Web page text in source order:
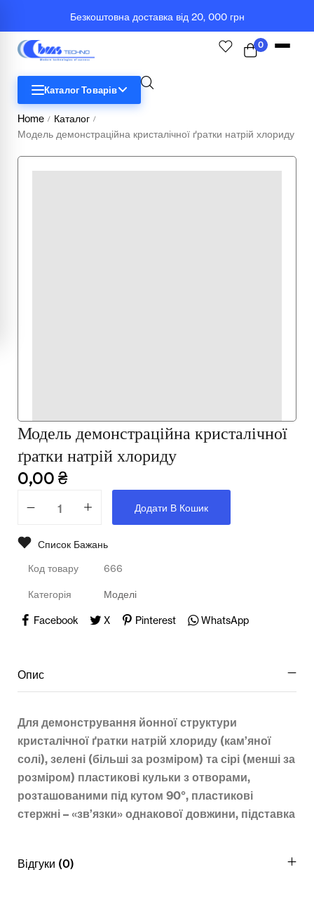
Безкоштовна доставка від 20, 000 грн
0
Каталог Товарів
STEM
Хімія
Захист України
Всі товари
Home / Каталог /
Модель демонстраційна кристалічної ґратки натрій хлориду
Модель демонстраційна кристалічної
ґратки натрій хлориду
0,00 ₴
Додати В Кошик
Список Бажань
Код товару 666
Категорія Моделі
Facebook X Pinterest WhatsApp
Опис
Для демонстрування йонної структури
кристалічної ґратки натрій хлориду (кам’яної
солі), зелені (більші за розміром) та сірі (менші за
розміром) пластикові кульки з отворами,
розташованими під кутом 90°, пластикові
стержні – «зв’язки» однакової довжини, підставка
Відгуки (0)